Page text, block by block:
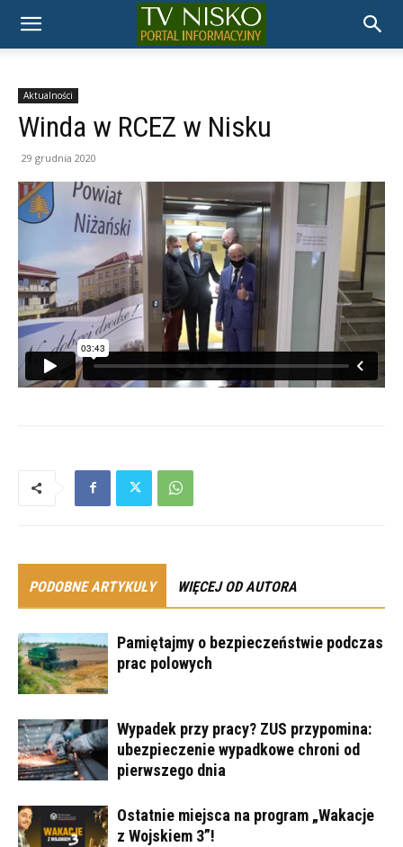
TELEWIZJA
NISKO
Aktualności
Winda w RCEZ w Nisku
29 grudnia 2020
PODOBNE ARTYKUŁY WIĘCEJ OD AUTORA
Pamiętajmy o bezpieczeństwie podczas
prac polowych
Wypadek przy pracy? ZUS przypomina:
ubezpieczenie wypadkowe chroni od
pierwszego dnia
Ostatnie miejsca na program „Wakacje
z Wojskiem 3”!